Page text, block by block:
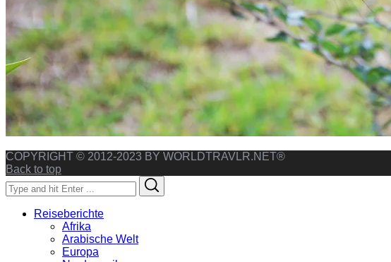
COPYRIGHT © 2012-2023 BY WORLDTRAVLR.NET®
Back to top
Search
for:
Reiseberichte
Afrika
Arabische Welt
Europa